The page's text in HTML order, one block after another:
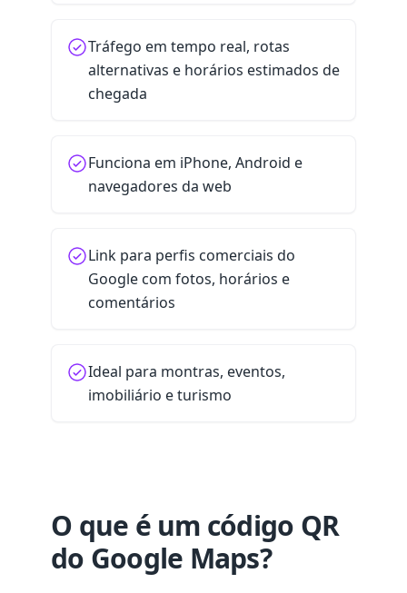
Tráfego em tempo real, rotas
alternativas e horários estimados de
chegada
Funciona em iPhone, Android e
navegadores da web
Link para perfis comerciais do
Google com fotos, horários e
comentários
Ideal para montras, eventos,
imobiliário e turismo
O que é um código QR
do Google Maps?